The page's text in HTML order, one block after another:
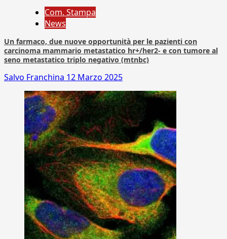
Com. Stampa
News
Un farmaco, due nuove opportunità per le pazienti con
carcinoma mammario metastatico hr+/her2- e con tumore al
seno metastatico triplo negativo (mtnbc)
Salvo Franchina 12 Marzo 2025